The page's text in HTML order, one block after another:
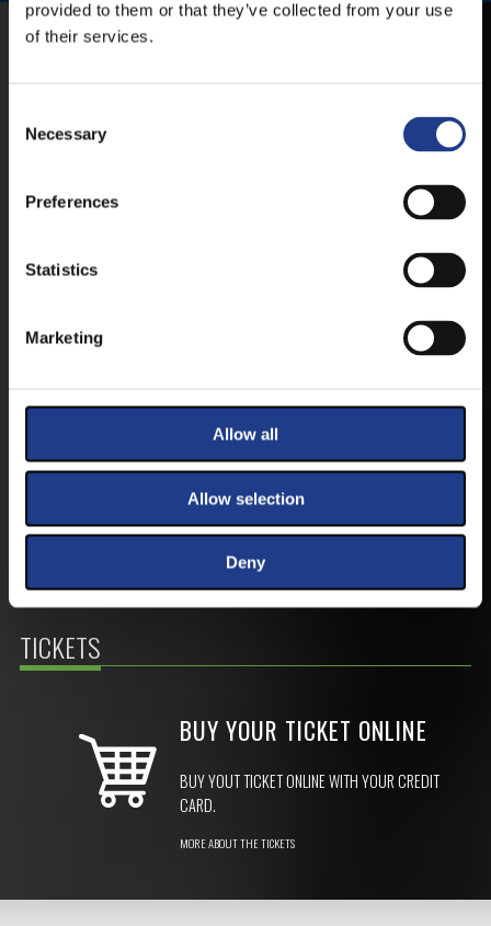
provided to them or that they’ve collected from your use
of their services.
Necessary
Preferences
Statistics
Marketing
Allow all
Allow selection
Deny
TICKETS
BUY YOUR TICKET ONLINE
BUY YOUT TICKET ONLINE WITH YOUR CREDIT
CARD.
MORE ABOUT THE TICKETS
DOWNLOAD APPLICATION HAS TO GET
FIRST-HAND NEWS, UPDATES AND THE
AVAILABLE FOR ANDROID AND IOS SYSTEMS. CLICK